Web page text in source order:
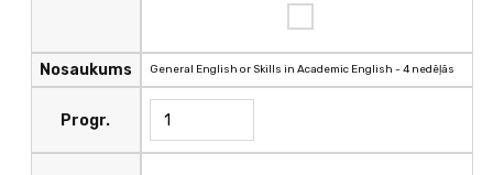
Nosaukums
Progr.
General English or Skills in Academic English - 4 nedēļās